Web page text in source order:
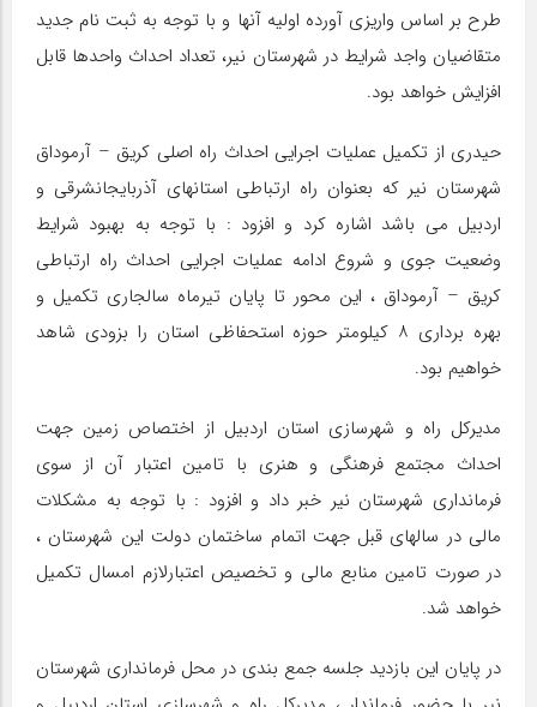
طرح بر اساس واریزی آورده اولیه آنها و با توجه به ثبت نام جدید
متقاضیان واجد شرایط در شهرستان نیر، تعداد احداث واحدها قابل
افزایش خواهد بود.
حیدری از تکمیل عملیات اجرایی احداث راه اصلی کریق – آرموداق
شهرستان نیر که بعنوان راه ارتباطی استانهای آذربایجانشرقی و
اردبیل می باشد اشاره کرد و افزود : با توجه به بهبود شرایط
وضعیت جوی و شروع ادامه عملیات اجرایی احداث راه ارتباطی
کریق – آرموداق ، این محور تا پایان تیرماه سالجاری تکمیل و
بهره برداری ۸ کیلومتر حوزه استحفاظی استان را بزودی شاهد
خواهیم بود.
مدیرکل راه و شهرسازی استان اردبیل از اختصاص زمین جهت
احداث مجتمع فرهنگی و هنری با تامین اعتبار آن از سوی
فرمانداری شهرستان نیر خبر داد و افزود : با توجه به مشکلات
مالی در سالهای قبل جهت اتمام ساختمان دولت این شهرستان ،
در صورت تامین منابع مالی و تخصیص اعتبارلازم امسال تکمیل
خواهد شد.
در پایان این بازدید جلسه جمع بندی در محل فرمانداری شهرستان